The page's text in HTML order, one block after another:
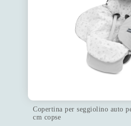
Copertina per seggiolino auto
cm copse